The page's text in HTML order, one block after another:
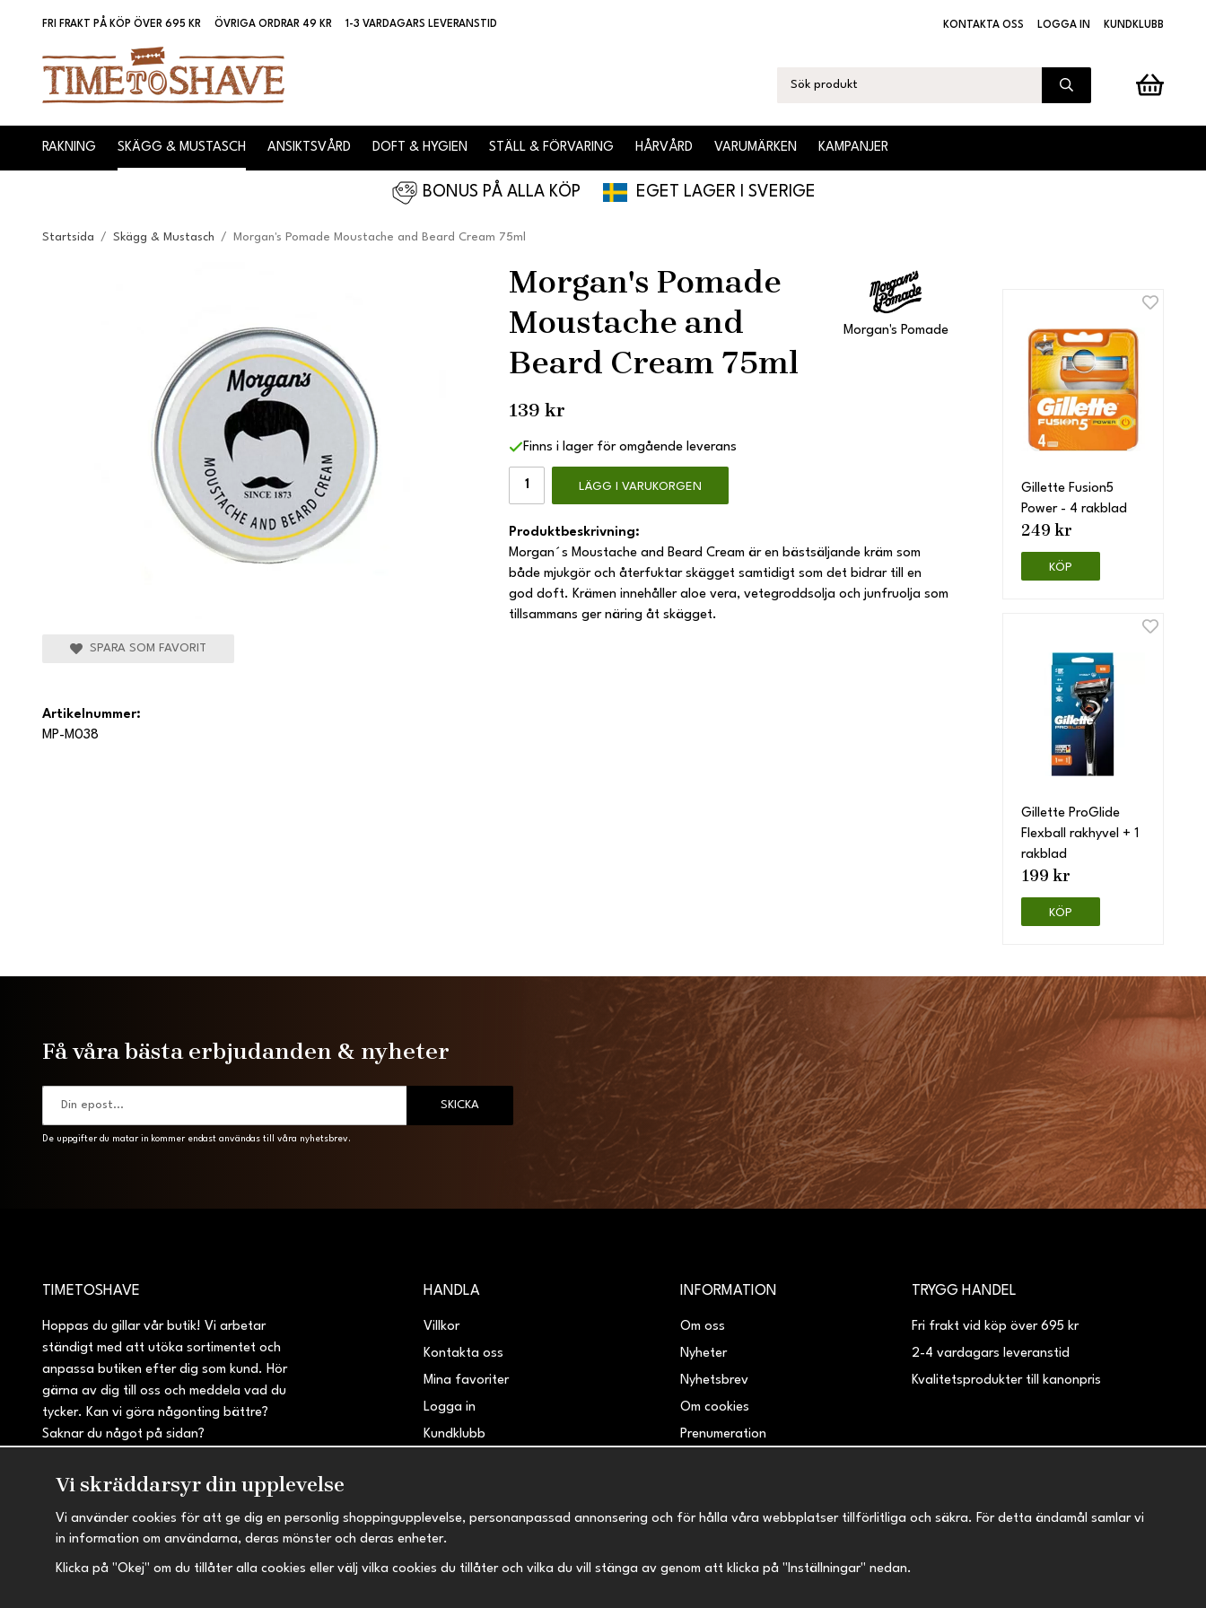
FRI FRAKT PÅ KÖP ÖVER 695 KR ÖVRIGA ORDRAR 49 KR 1-3 VARDAGARS LEVERANSTID KONTAKTA OSS LOGGA IN KUNDKLUBB
RAKNING SKÄGG & MUSTASCH ANSIKTSVÅRD DOFT & HYGIEN STÄLL & FÖRVARING HÅRVÅRD VARUMÄRKEN KAMPANJER
BONUS PÅ ALLA KÖP EGET LAGER I SVERIGE
Startsida / Skägg & Mustasch / Morgan's Pomade Moustache and Beard Cream 75ml
Morgan's Pomade
Moustache and
Beard Cream 75ml
Morgan's Pomade
139 kr
Finns i lager för omgående leverans
LÄGG I VARUKORGEN
Produktbeskrivning:
Morgan´s Moustache and Beard Cream är en bästsäljande kräm som
både mjukgör och återfuktar skägget samtidigt som det bidrar till en
god doft. Krämen innehåller aloe vera, vetegroddsolja och junfruolja som
tillsammans ger näring åt skägget.
Gillette Fusion5
Power - 4 rakblad
249 kr
KÖP
Gillette ProGlide
Flexball rakhyvel + 1
rakblad
199 kr
KÖP
SPARA SOM FAVORIT
Artikelnummer:
MP-M038
Få våra bästa erbjudanden & nyheter
SKICKA
De uppgifter du matar in kommer endast användas till våra nyhetsbrev.
TIMETOSHAVE
Hoppas du gillar vår butik! Vi arbetar
ständigt med att utöka sortimentet och
anpassa butiken efter dig som kund. Hör
gärna av dig till oss och meddela vad du
tycker. Kan vi göra någonting bättre?
Saknar du något på sidan?
HANDLA
Villkor
Kontakta oss
Mina favoriter
Logga in
Kundklubb
INFORMATION
Om oss
Nyheter
Nyhetsbrev
Om cookies
Prenumeration
TRYGG HANDEL
Fri frakt vid köp över 695 kr
2-4 vardagars leveranstid
Kvalitetsprodukter till kanonpris
Vi skräddarsyr din upplevelse
Vi använder cookies för att ge dig en personlig shoppingupplevelse, personanpassad annonsering och för hålla våra webbplatser tillförlitliga och säkra. För detta ändamål samlar vi
in information om användarna, deras mönster och deras enheter.
Klicka på "Okej" om du tillåter alla cookies eller välj vilka cookies du tillåter och vilka du vill stänga av genom att klicka på "Inställningar" nedan.